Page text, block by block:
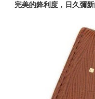
完美的鋒利度，日久彌